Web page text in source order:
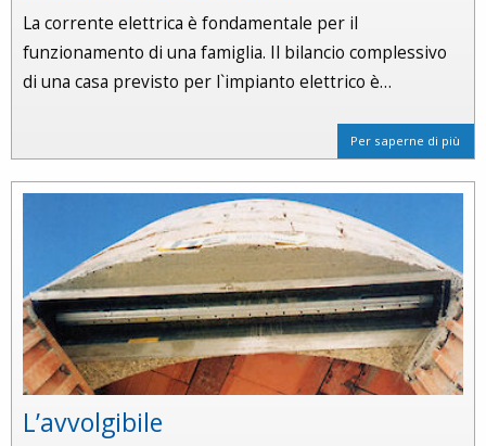
La corrente elettrica è fondamentale per il
funzionamento di una famiglia. Il bilancio complessivo
di una casa previsto per l`impianto elettrico è…
Per saperne di più
L’avvolgibile